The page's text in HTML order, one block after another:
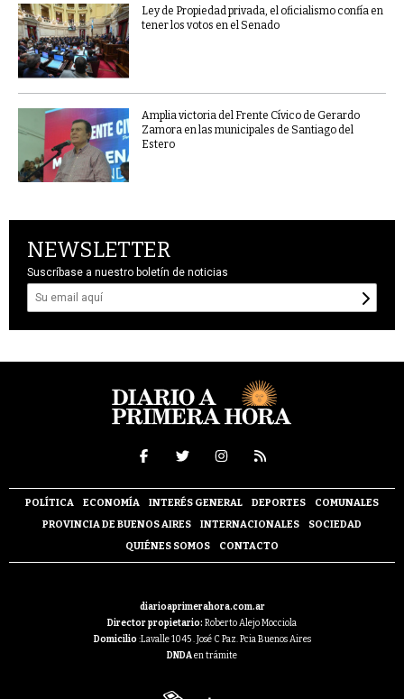
Ley de Propiedad privada, el oficialismo confía en
tener los votos en el Senado
Amplia victoria del Frente Cívico de Gerardo
Zamora en las municipales de Santiago del
Estero
NEWSLETTER
Suscríbase a nuestro boletín de noticias
POLÍTICA ECONOMÍA INTERÉS GENERAL DEPORTES
COMUNALES
PROVINCIA DE BUENOS AIRES
INTERNACIONALES
SOCIEDAD
QUIÉNES SOMOS
CONTACTO
diarioaprimerahora.com.ar
Director propietario: Roberto Alejo Mocciola
Domicilio :Lavalle 1045 . José C Paz. Pcia Buenos Aires
DNDAen trámite